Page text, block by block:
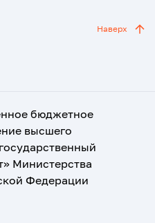
Наверх
бюджетное
высшего
Министерства
Федерации